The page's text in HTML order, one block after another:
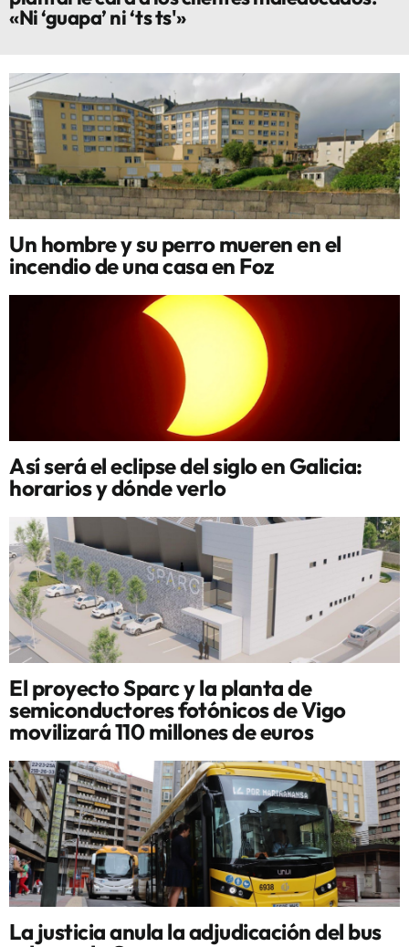
«Ni ‘guapa’ ni ‘ts ts'»
Un hombre y su perro mueren en el
incendio de una casa en Foz
Así será el eclipse del siglo en Galicia:
horarios y dónde verlo
El proyecto Sparc y la planta de
semiconductores fotónicos de Vigo
movilizará 110 millones de euros
La justicia anula la adjudicación del bus